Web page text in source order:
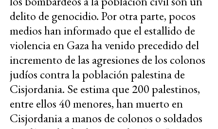
delito de genocidio. Por otra parte, pocos
medios han informado que el estallido de
violencia en Gaza ha venido precedido del
incremento de las agresiones de los colonos
judíos contra la población palestina de
Cisjordania. Se estima que 200 palestinos,
entre ellos 40 menores, han muerto en
Cisjordania a manos de colonos o soldados